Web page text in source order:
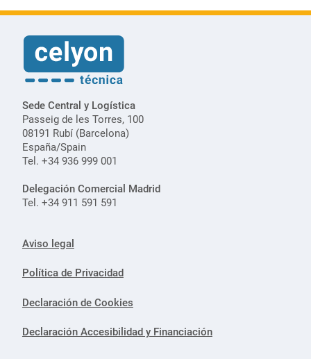
Sede Central y Logística
Passeig de les Torres, 100
08191 Rubí (Barcelona)
España/Spain
Tel. +34 936 999 001
Delegación Comercial Madrid
Tel. +34 911 591 591
Aviso legal
Política de Privacidad
Declaración de Cookies
Declaración Accesibilidad y Financiación